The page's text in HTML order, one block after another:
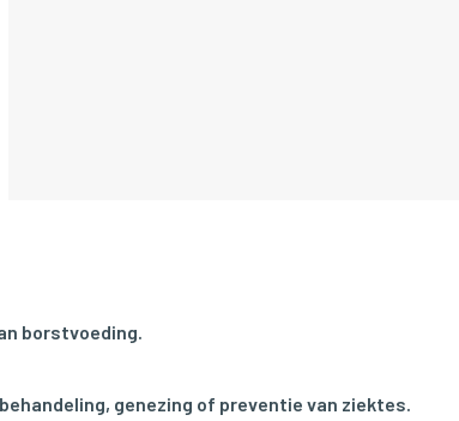
borstvoeding.
genezing of preventie van ziektes.